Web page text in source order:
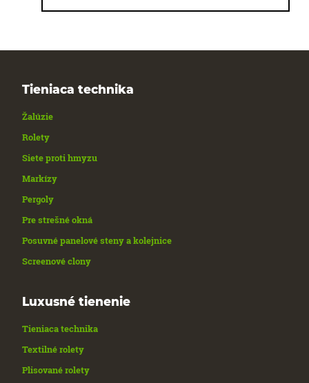
Tieniaca technika
Žalúzie
Rolety
Siete proti hmyzu
Markízy
Pergoly
Pre strešné okná
Posuvné panelové steny a kolejnice
Screenové clony
Luxusné tienenie
Tieniaca technika
Textilné rolety
Plisované rolety